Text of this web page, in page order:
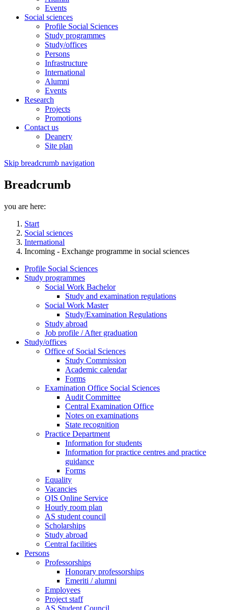
Events
Social sciences
Profile Social Sciences
Study programmes
Study/offices
Persons
Infrastructure
International
Alumni
Events
Research
Projects
Promotions
Contact us
Deanery
Site plan
Skip breadcrumb navigation
Breadcrumb
you are here:
Start
Social sciences
International
Incoming - Exchange programme in social sciences
Profile Social Sciences
Study programmes
Social Work Bachelor
Study and examination regulations
Social Work Master
Study/Examination Regulations
Study abroad
Job profile / After graduation
Study/offices
Office of Social Sciences
Study Commission
Academic calendar
Forms
Examination Office Social Sciences
Audit Committee
Central Examination Office
Notes on examinations
State recognition
Practice Department
Information for students
Information for practice centres and practice
guidance
Forms
Equality
Vacancies
QIS Online Service
Hourly room plan
AS student council
Scholarships
Study abroad
Central facilities
Persons
Professorships
Honorary professorships
Emeriti / alumni
Employees
Project staff